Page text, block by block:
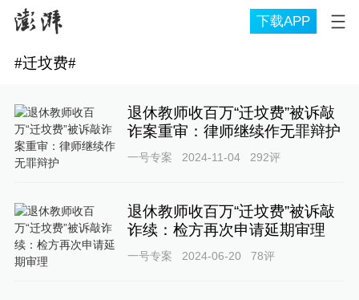
下载APP
#迁坟费#
退休教师收百万“迁坟费”被诉敲
诈案重审：律师继续作无罪辩护
一号专案 2024-11-04 292评
退休教师收百万“迁坟费”被诉敲
诈续：检方再次申请延期审理
一号专案 2024-06-20 78评